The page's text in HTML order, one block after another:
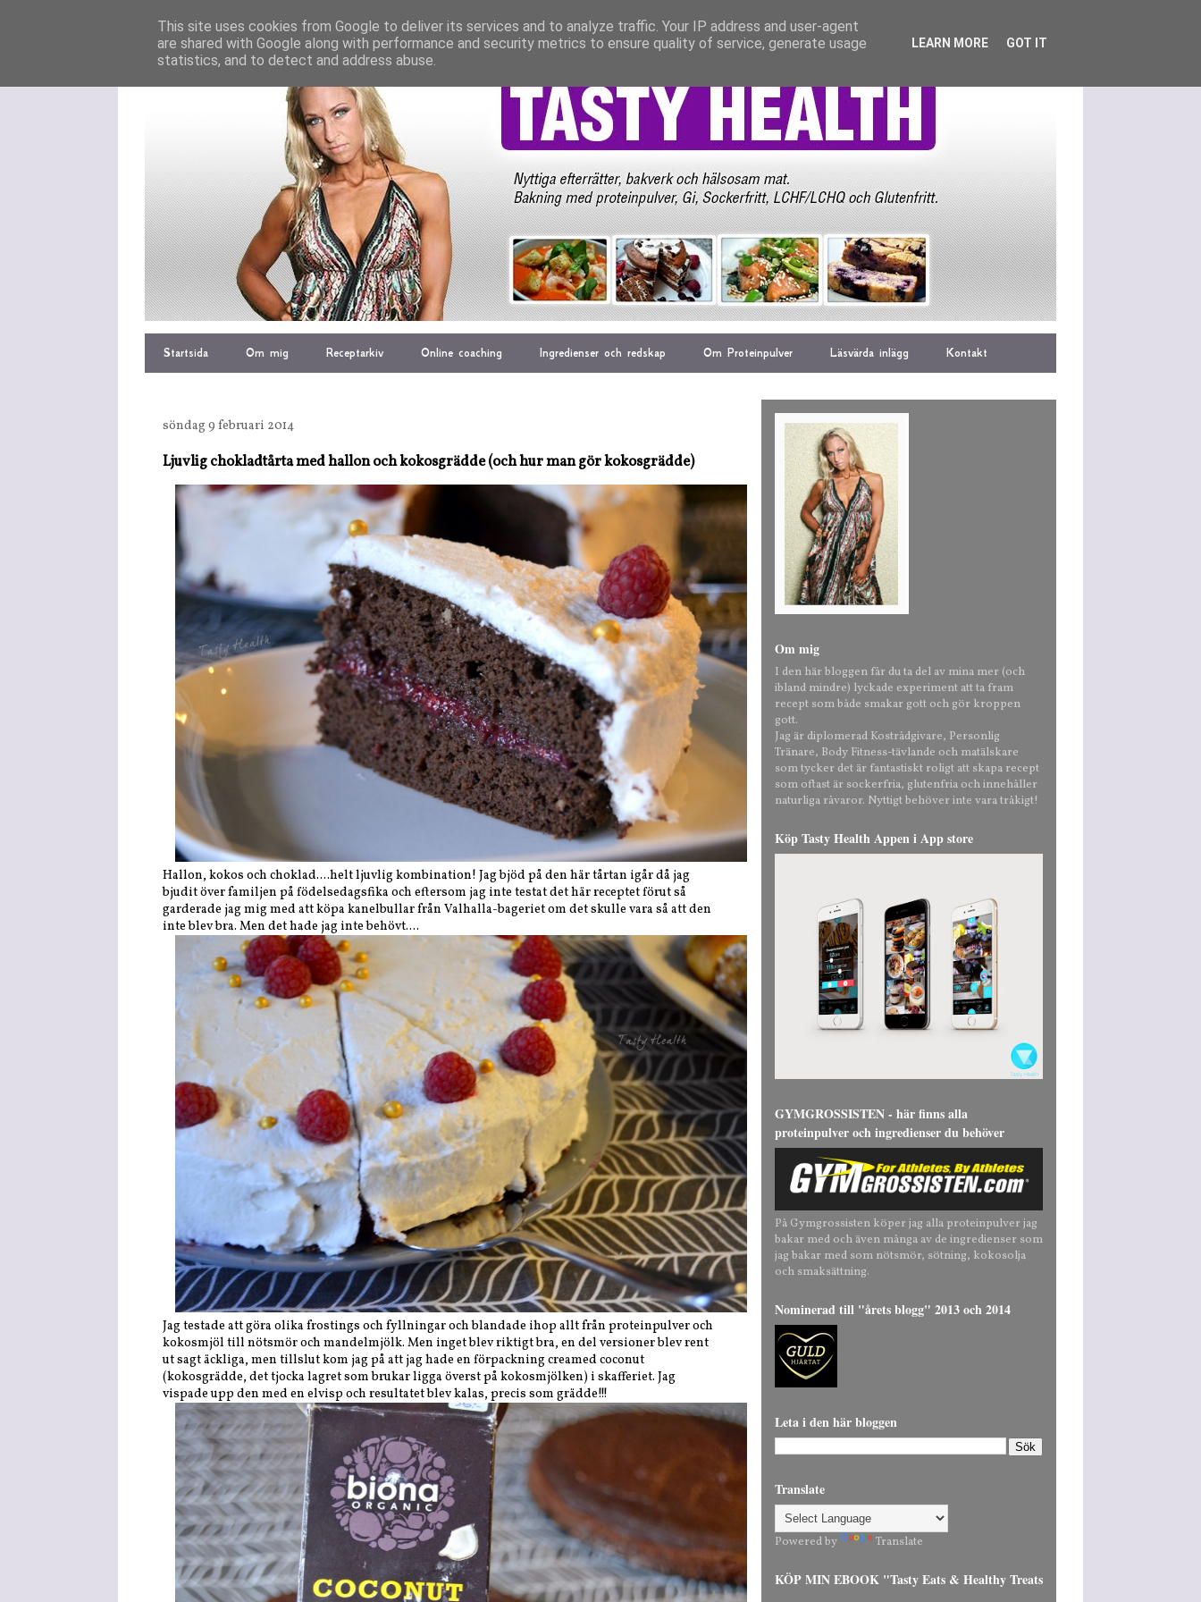
Startsida Om mig Receptarkiv Online coaching Ingredienser och redskap Om Proteinpulver Läsvärda inlägg Kontakt
söndag 9 februari 2014
Ljuvlig chokladtårta med hallon och kokosgrädde (och hur man gör kokosgrädde)
Hallon, kokos och choklad....helt ljuvlig kombination! Jag bjöd på den här tårtan igår då jag
bjudit över familjen på födelsedagsfika och eftersom jag inte testat det här receptet förut så
garderade jag mig med att köpa kanelbullar från Valhalla-bageriet om det skulle vara så att den
inte blev bra. Men det hade jag inte behövt....
Jag testade att göra olika frostings och fyllningar och blandade ihop allt från proteinpulver och
kokosmjöl till nötsmör och mandelmjölk. Men inget blev riktigt bra, en del versioner blev rent
ut sagt äckliga, men tillslut kom jag på att jag hade en förpackning creamed coconut
(kokosgrädde, det tjocka lagret som brukar ligga överst på kokosmjölken) i skafferiet. Jag
vispade upp den med en elvisp och resultatet blev kalas, precis som grädde!!!
Om mig
I den här bloggen får du ta del av mina mer (och
ibland mindre) lyckade experiment att ta fram
recept som både smakar gott och gör kroppen
gott.
Jag är diplomerad Kostrådgivare, Personlig
Tränare, Body Fitness-tävlande och matälskare
som tycker det är fantastiskt roligt att skapa recept
som oftast är sockerfria, glutenfria och innehåller
naturliga råvaror. Nyttigt behöver inte vara tråkigt!
Köp Tasty Health Appen i App store
GYMGROSSISTEN - här finns alla
proteinpulver och ingredienser du behöver
På Gymgrossisten köper jag alla proteinpulver jag
bakar med och även många av de ingredienser som
jag bakar med som nötsmör, sötning, kokosolja
och smaksättning.
Nominerad till "årets blogg" 2013 och 2014
Leta i den här bloggen
Translate
Powered by Translate
KÖP MIN EBOOK "Tasty Eats & Healthy Treats
This site uses cookies from Google to deliver its services and to analyze traffic. Your IP address and user-agent
are shared with Google along with performance and security metrics to ensure quality of service, generate usage
statistics, and to detect and address abuse.
LEARN MORE GOT IT